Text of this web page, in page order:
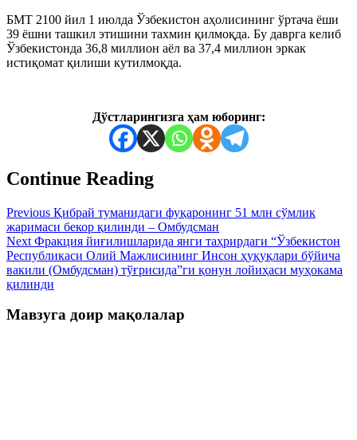
БМТ 2100 йил 1 июлда Ўзбекистон аҳолисининг ўртача ёши
39 ёшни ташкил этишини тахмин қилмоқда. Бу даврга келиб
Ўзбекистонда 36,8 миллион аёл ва 37,4 миллион эркак
истиқомат қилиши кутилмоқда.
Дўстларингизга ҳам юборинг:
Continue Reading
Previous Қибрай туманидаги фуқаронинг 51 млн сўмлик
жаримаси бекор қилинди – Омбудсман
Next Фракция йиғилишларида янги таҳрирдаги “Ўзбекистон
Республикаси Олий Мажлисининг Инсон ҳуқуқлари бўйича
вакили (Омбудсман) тўғрисида”ги қонун лойиҳаси муҳокама
қилинди
Мавзуга доир мақолалар